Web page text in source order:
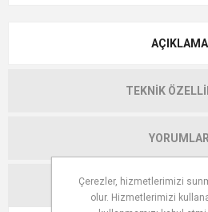
AÇIKLAMA
TEKNIK
YORUMLAR
İLETIŞIM
Çerezler, hizmetlerimizi
olur. Hizmetlerimizi